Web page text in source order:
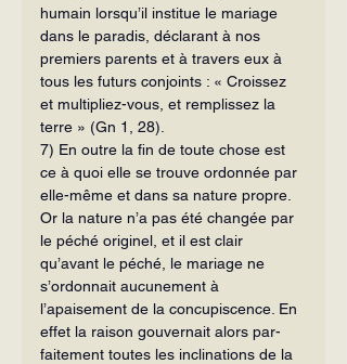
humain lorsqu’il institue le mariage
dans le paradis, déclarant à nos
premiers parents et à travers eux à
tous les futurs conjoints : « Croissez
et multipliez-vous, et remplissez la
terre » (Gn 1, 28).
7) En outre la fin de toute chose est
ce à quoi elle se trouve ordonnée par
elle-même et dans sa nature propre.
Or la nature n’a pas été changée par
le pé­ché originel, et il est clair
qu’avant le péché, le mariage ne
s’ordonnait aucune­ment à
l’apaisement de la concupiscence. En
effet la raison gouvernait alors par­
faitement toutes les inclinations de la